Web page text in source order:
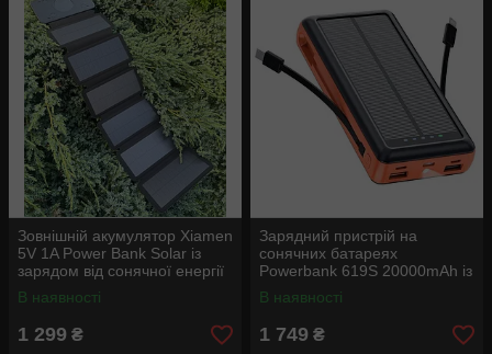
Зовнішній акумулятор Xiamen
5V 1A Power Bank Solar із
зарядом від сонячної енергії
В наявності
1 299 ₴
Зарядний пристрій на
сонячних батареях
Powerbank 619S 20000mAh із
ліхтариком та швидкою
зарядкою
В наявності
1 749 ₴